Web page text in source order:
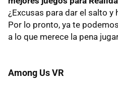
¿Excusas para dar el salto y
Por lo pronto, ya te
a lo que merece la pena
Among Us VR